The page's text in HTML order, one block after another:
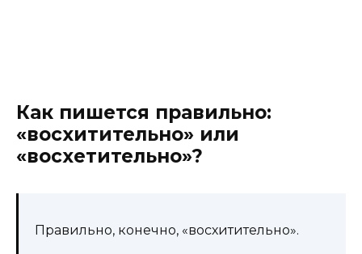
Как пишется правильно:
«восхитительно» или
«восхетительно»?
Правильно, конечно, «восхитительно».